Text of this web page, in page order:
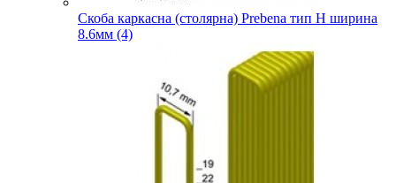
Скоба каркасна (столярна) Prebena тип H ширина
8.6мм (4)